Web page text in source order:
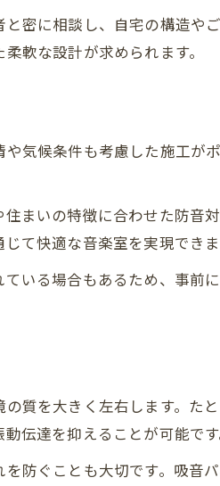
きを叶えるリフォームの実践
した音楽空間のリフォーム法
ムで実現する快適な音楽空間
フォームで重視したい快適性
のリフォームによる快適性向
ム後の住み心地を高める工夫
ォームの基礎知識と施工ポイ
フォームで遮音性を高める工
ムで実現する静かな演奏環境
ォームの効果を実感するため
密に相談し、自宅の構造や
軟な設計が求められます。
気候条件も考慮した施工が
まいの特徴に合わせた防音
て快適な音楽室を実現できま
いる場合もあるため、事前
質を大きく左右します。た
伝達を抑えることが可能です
防ぐことも大切です。吸音